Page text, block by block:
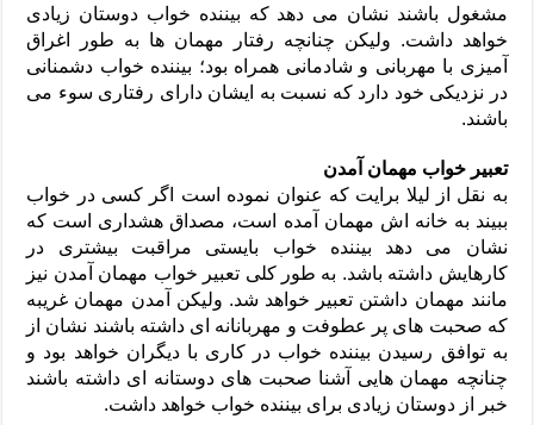
مشغول باشند نشان می دهد که بیننده خواب دوستان زیادی
خواهد داشت. ولیکن چنانچه رفتار مهمان ها به طور اغراق
آمیزی با مهربانی و شادمانی همراه بود؛ بیننده خواب دشمنانی
در نزدیکی خود دارد که نسبت به ایشان دارای رفتاری سوء می
باشند.
تعبیر خواب مهمان آمدن
به نقل از لیلا برایت که عنوان نموده است اگر کسی در خواب
ببیند به خانه اش مهمان آمده است، مصداق هشداری است که
نشان می دهد بیننده خواب بایستی مراقبت بیشتری در
کارهایش داشته باشد. به طور کلی تعبیر خواب مهمان آمدن نیز
مانند مهمان داشتن تعبیر خواهد شد. ولیکن آمدن مهمان غریبه
که صحبت های پر عطوفت و مهربانانه ای داشته باشند نشان از
به توافق رسیدن بیننده خواب در کاری با دیگران خواهد بود و
چنانچه مهمان هایی آشنا صحبت های دوستانه ای داشته باشند
خبر از دوستان زیادی برای بیننده خواب خواهد داشت.